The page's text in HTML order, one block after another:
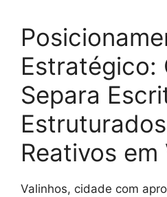
Estratégico:
Separa
Reativos em
Valinhos, cidade com